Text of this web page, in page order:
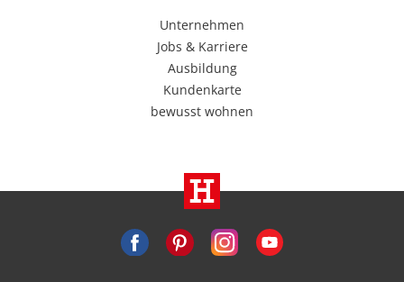
Unternehmen
Jobs & Karriere
Ausbildung
Kundenkarte
bewusst wohnen